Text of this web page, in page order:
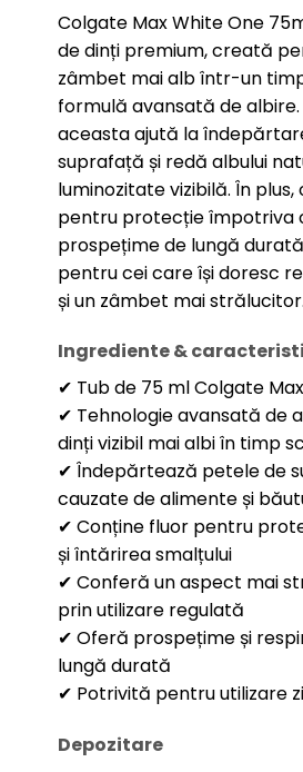
Colgate Max White One
de dinți premium, creată
zâmbet mai alb într-un
formulă avansată de albire.
aceasta ajută la
suprafață și redă albului
luminozitate vizibilă. În
pentru protecție împotriva
prospețime de lungă
pentru cei care își doresc
și un zâmbet mai strălucitor.
Ingrediente &
✔ Tub de 75 ml Colgate
✔ Tehnologie avansată de
dinți vizibil mai albi în timp
✔ Îndepărtează petele de
cauzate de alimente și
✔ Conține fluor pentru
și întărirea smalțului
✔ Conferă un aspect mai
prin utilizare regulată
✔ Oferă prospețime și
lungă durată
✔ Potrivită pentru utilizare
Depozitare